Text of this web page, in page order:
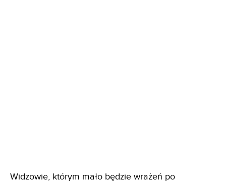
Widzowie, którym mało będzie wrażeń po